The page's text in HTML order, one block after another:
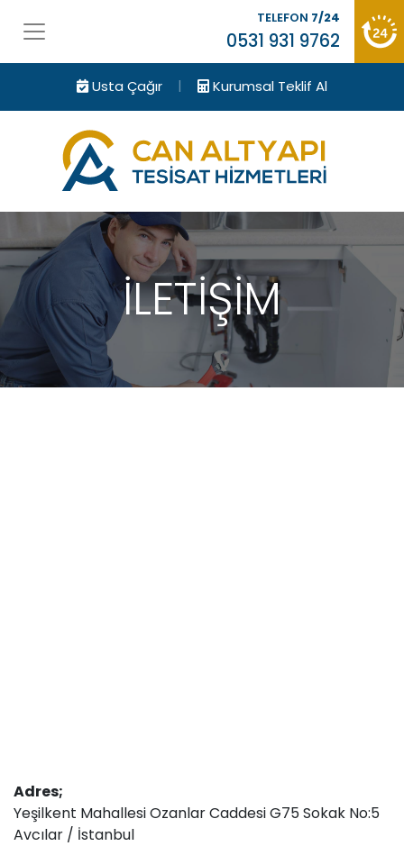
Usta Çağır | Kurumsal Teklif Al
TELEFON 7/24
0531 931 9762
İLETİŞİM
Adres;
Yeşilkent Mahallesi Ozanlar Caddesi G75 Sokak No:5
Avcılar / İstanbul